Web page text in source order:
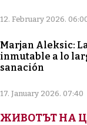
12. February 2026.
Marjan Aleksic:
inmutable a lo
sanación
17. January 2026. 07:40
ЖИВОТЪТ НА